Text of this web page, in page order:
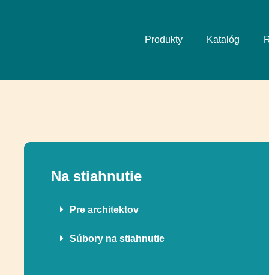
Produkty Katalóg
Na stiahnutie
Pre architektov
Súbory na stiahnutie